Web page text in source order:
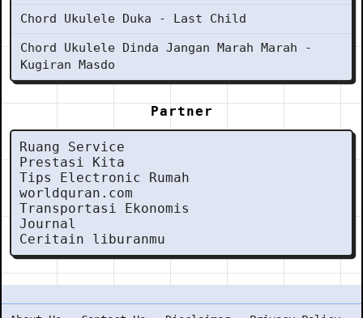
Chord Ukulele Duka - Last Child
Chord Ukulele Dinda Jangan Marah Marah -
Kugiran Masdo
Partner
Ruang Service
Prestasi Kita
Tips Electronic Rumah
worldquran.com
Transportasi Ekonomis
Journal
Ceritain liburanmu